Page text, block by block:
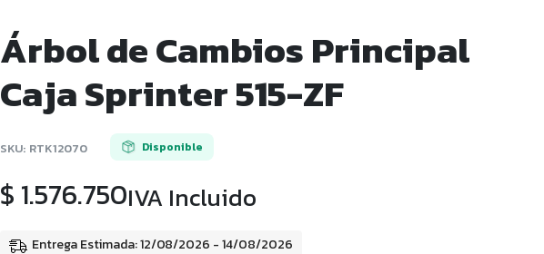
Árbol de Cambios Principal
Caja Sprinter 515-ZF
SKU: RTK12070 Disponible
$ 1.576.750IVA Incluido
Entrega Estimada: 12/08/2026 - 14/08/2026